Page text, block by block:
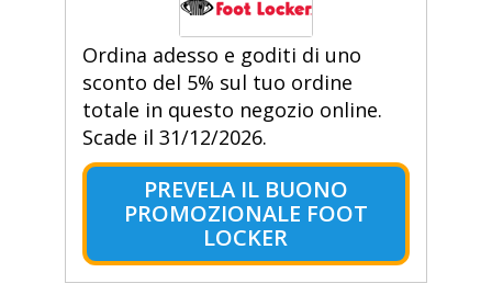
Ordina adesso e goditi di uno
sconto del 5% sul tuo ordine
totale in questo negozio online.
Scade il 31/12/2026.
PREVELA IL BUONO
PROMOZIONALE FOOT
LOCKER